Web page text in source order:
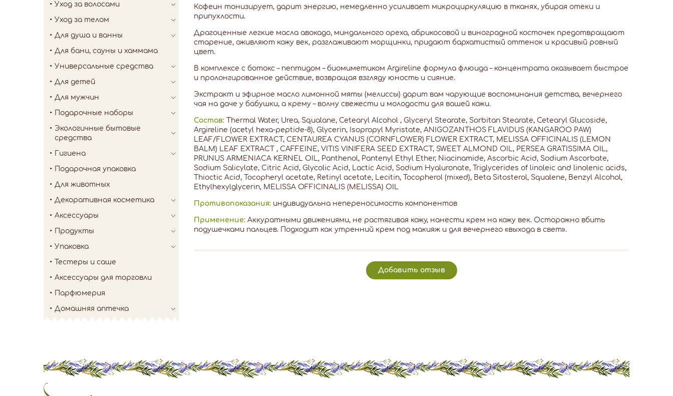
Уход за волосами
Уход за телом
Для душа и ванны
Для бани, сауны и хаммама
Универсальные средства
Для детей
Для мужчин
Подарочные наборы
Экологичные бытовые
средства
Гигиена
Подарочная упаковка
Для животных
Декоративная косметика
Аксессуары
Продукты
Упаковка
Тестеры и саше
Аксессуары для торговли
Парфюмерия
Домашняя аптечка
Кофеин тонизирует, дарит энергию, немедленно усиливает микроциркуляцию в тканях, убирая отеки и
припухлости.
Драгоценные легкие масла авокадо, миндального ореха, абрикосовой и виноградной косточек предотвращают
старение, оживляют кожу век, разглаживают морщинки, придают бархатистый оттенок и красивый ровный
цвет.
В комплексе с ботокс – пептидом – биомиметиком Argireline формула флюида – концентрата оказывает быстрое
и пролонгированное действие, возвращая взгляду юность и сияние.
Экстракт и эфирное масло лимонной мяты (мелиссы) дарит вам чарующие воспоминания детства, вечернего
чая на даче у бабушки, а крему – волну свежести и молодости для вашей кожи.
Состав: Thermal Water, Urea, Squalane, Cetearyl Alcohol , Glyceryl Stearate, Sorbitan Stearate, Cetearyl Glucoside,
Argireline (acetyl hexa-peptide-8), Glycerin, Isopropyl Myristate, ANIGOZANTHOS FLAVIDUS (KANGAROO PAW)
LEAF/FLOWER EXTRACT, CENTAUREA CYANUS (CORNFLOWER) FLOWER EXTRACT, MELISSA OFFICINALIS (LEMON
BALM) LEAF EXTRACT , CAFFEINE, VITIS VINIFERA SEED EXTRACT, SWEET ALMOND OIL, PERSEA GRATISSIMA OIL,
PRUNUS ARMENIACA KERNEL OIL, Panthenol, Pantenyl Ethyl Ether, Niacinamide, Ascorbic Acid, Sodium Ascorbate,
Sodium Salicylate, Citric Acid, Glycolic Acid, Lactic Acid, Sodium Hyaluronate, Triglycerides of linoleic and linolenic acids,
Thioctic Acid, Tocopheryl acetate, Retinyl acetate, Lecitin, Tocopherol (mixed), Beta Sitosterol, Squalene, Benzyl Alcohol,
Ethylhexylglycerin, MELISSA OFFICINALIS (MELISSA) OIL
Противопоказания: индивидуальна непереносимость компонентов
Применение: Аккуратными движениями, не растягивая кожу, нанести крем на кожу век. Осторожно вбить
подушечками пальцев. Подходит как утренний крем под макияж и для вечернего «выхода в свет».
Добавить отзыв